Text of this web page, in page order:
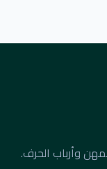
وأرباب الحرف.